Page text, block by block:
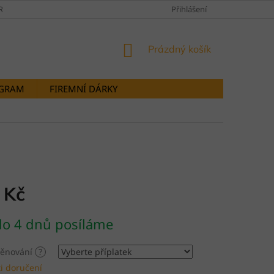
OSOBNÍCH ÚDAJŮ DOPRAVY A PLATBYPřihlášení
NÁKUPNÍ
Prázdný košík
FIREMNÍ DÁRKY
4 dnů posíláme
?
doručení